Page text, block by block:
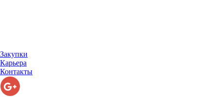
Закупки
Карьера
Контакты